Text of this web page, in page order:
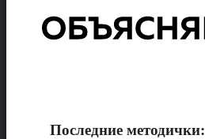
Последние методички: